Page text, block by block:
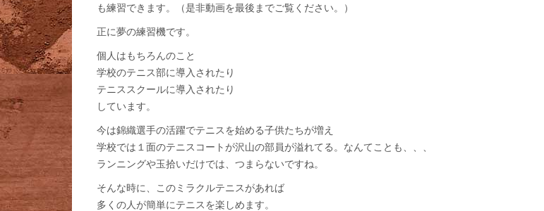
も練習できます。（是非動画を最後までご覧ください。）
正に夢の練習機です。
個人はもちろんのこと
学校のテニス部に導入されたり
テニススクールに導入されたり
しています。
今は錦織選手の活躍でテニスを始める子供たちが増え
学校では１面のテニスコートが沢山の部員が溢れてる。なんてことも、、、
ランニングや玉拾いだけでは、つまらないですね。
そんな時に、このミラクルテニスがあれば
多くの人が簡単にテニスを楽しめます。